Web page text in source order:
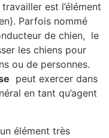
est l’élément
Parfois nommé
de chien, le
les chiens pour
ou de personnes.
peut exercer dans
en tant qu’agent
élément très